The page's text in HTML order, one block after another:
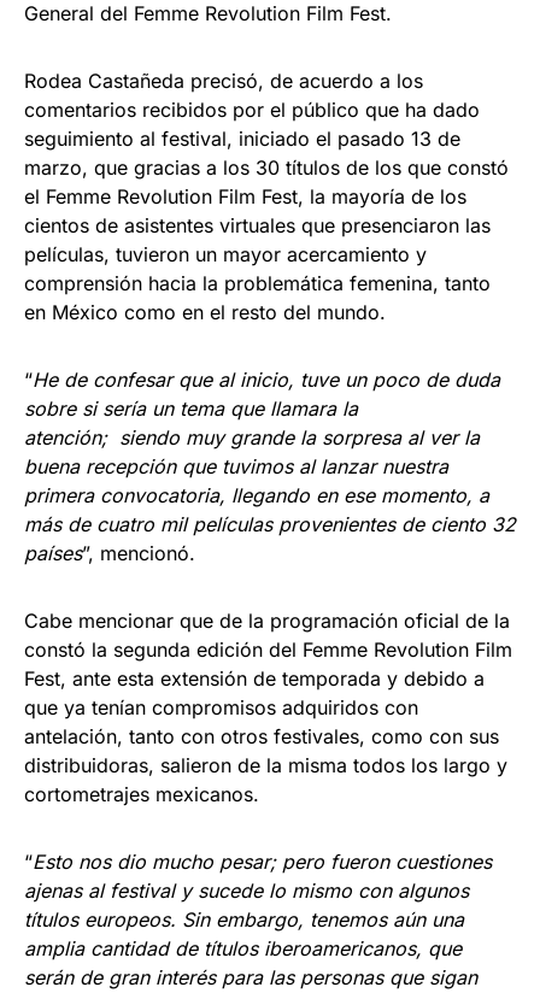
General del Femme Revolution Film Fest.
Rodea Castañeda precisó, de acuerdo a los
comentarios recibidos por el público que ha dado
seguimiento al festival, iniciado el pasado 13 de
marzo, que gracias a los 30 títulos de los que constó
el Femme Revolution Film Fest, la mayoría de los
cientos de asistentes virtuales que presenciaron las
películas, tuvieron un mayor acercamiento y
comprensión hacia la problemática femenina, tanto
en México como en el resto del mundo.
“He de confesar que al inicio, tuve un poco de duda
sobre si sería un tema que llamara la
atención; siendo muy grande la sorpresa al ver la
buena recepción que tuvimos al lanzar nuestra
primera convocatoria, llegando en ese momento, a
más de cuatro mil películas provenientes de ciento 32
países”, mencionó.
Cabe mencionar que de la programación oficial de la
constó la segunda edición del Femme Revolution Film
Fest, ante esta extensión de temporada y debido a
que ya tenían compromisos adquiridos con
antelación, tanto con otros festivales, como con sus
distribuidoras, salieron de la misma todos los largo y
cortometrajes mexicanos.
“Esto nos dio mucho pesar; pero fueron cuestiones
ajenas al festival y sucede lo mismo con algunos
títulos europeos. Sin embargo, tenemos aún una
amplia cantidad de títulos iberoamericanos, que
serán de gran interés para las personas que sigan